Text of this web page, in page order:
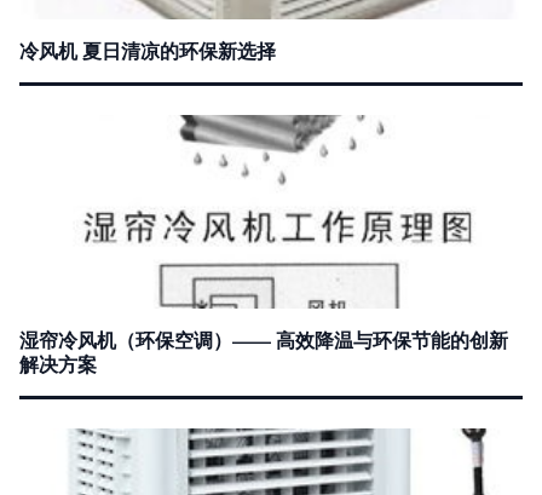
冷风机 夏日清凉的环保新选择
湿帘冷风机（环保空调）—— 高效降温与环保节能的创新
解决方案